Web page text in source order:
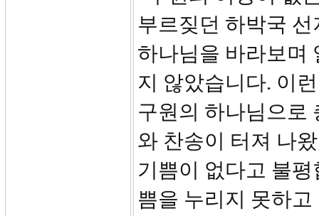
부르짖던 하박국
하나님을 바라보며
지 않았습니다. 이
구원의 하나님으로
와 찬송이 터져 나
기쁨이 없다고 불
쁨을 누리지 못하